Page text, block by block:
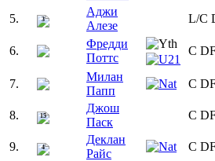
5. 3
Аджи
Алезе
L/C
6.
Фредди
Поттс
C
7.
Милан
Папп
C
8. 15
Джош
Паск
C
9. 4
Деклан
Райс
C